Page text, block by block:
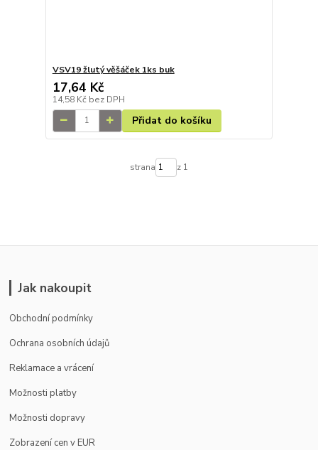
VSV19 žlutý věšáček 1ks buk
17,64 Kč
14,58 Kč bez DPH
Přidat do košíku
strana z 1
Jak nakoupit
Obchodní podmínky
Ochrana osobních údajů
Reklamace a vrácení
Možnosti platby
Možnosti dopravy
Zobrazení cen v EUR